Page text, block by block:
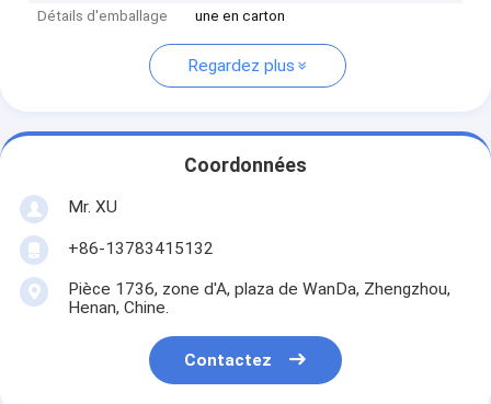
Détails d'emballage
une en carton
Regardez plus
Coordonnées
Mr. XU
+86-13783415132
Pièce 1736, zone d'A, plaza de WanDa, Zhengzhou,
Henan, Chine.
Contactez